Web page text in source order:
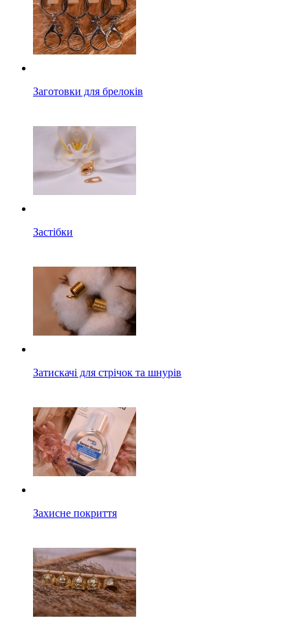
Заготовки для брелоків
Застібки
Затискачі для стрічок та шнурів
Захисне покриття